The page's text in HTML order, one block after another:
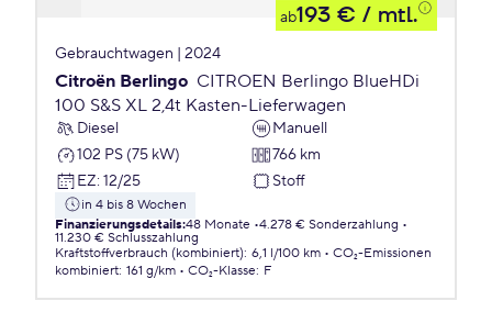
ab193 € / mtl.
Gebrauchtwagen | 2024
Citroën Berlingo CITROEN Berlingo BlueHDi
100 S&S XL 2,4t Kasten-Lieferwagen
Diesel
Manuell
102 PS (75 kW)
766 km
EZ: 12/25 Stoff
in 4 bis 8 Wochen
Finanzierungsdetails:48 Monate 4.278 € Sonderzahlung
11.230 € Schlusszahlung
Kraftstoffverbrauch (kombiniert): 6,1 l/100 km
CO₂-Emissionen
kombiniert: 161 g/km CO₂-Klasse: F